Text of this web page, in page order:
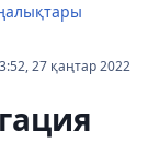
27 қаңтар 2022